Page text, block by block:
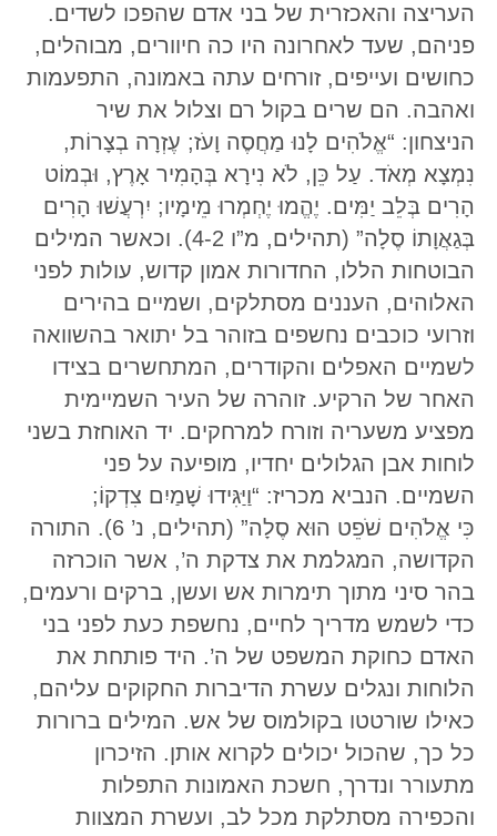
העריצה והאכזרית של בני אדם שהפכו לשדים.
פניהם, שעד לאחרונה היו כה חיוורים, מבוהלים,
כחושים ועייפים, זורחים עתה באמונה, התפעמות
ואהבה. הם שרים בקול רם וצלול את שיר
הניצחון: “אֱלֹהִים לָנוּ מַחֲסֶה וָעֹז; עֶזְרָה בְצָרוֹת,
נִמְצָא מְאֹד. עַל כֵּן, לֹא נִירָא בְּהָמִיר אָרֶץ, וּבְמוֹט
הָרִים בְּלֵב יַמִּים. יֶהֱמוּ יֶחְמְרוּ מֵימָיו; יִרְעֲשׁוּ הָרִים
בְּגַאֲוָתוֹ סֶלָה” (תהילים, מ”ו 4-2). וכאשר המילים
הבוטחות הללו, החדורות אמון קדוש, עולות לפני
האלוהים, העננים מסתלקים, ושמיים בהירים
וזרועי כוכבים נחשפים בזוהר בל יתואר בהשוואה
לשמיים האפלים והקודרים, המתחשרים בצידו
האחר של הרקיע. זוהרה של העיר השמיימית
מפציע משעריה וזורח למרחקים. יד האוחזת בשני
לוחות אבן הגלולים יחדיו, מופיעה על פני
השמיים. הנביא מכריז: “וַיַּגִּידוּ שָׁמַיִם צִדְקוֹ;
כִּי אֱלֹהִים שֹׁפֵט הוּא סֶלָה” (תהילים, נ’ 6). התורה
הקדושה, המגלמת את צדקת ה’, אשר הוכרזה
בהר סיני מתוך תימרות אש ועשן, ברקים ורעמים,
כדי לשמש מדריך לחיים, נחשפת כעת לפני בני
האדם כחוקת המשפט של ה’. היד פותחת את
הלוחות ונגלים עשרת הדיברות החקוקים עליהם,
כאילו שורטטו בקולמוס של אש. המילים ברורות
כל כך, שהכול יכולים לקרוא אותן. הזיכרון
מתעורר ונדרך, חשכת האמונות התפלות
והכפירה מסתלקת מכל לב, ועשרת המצוות